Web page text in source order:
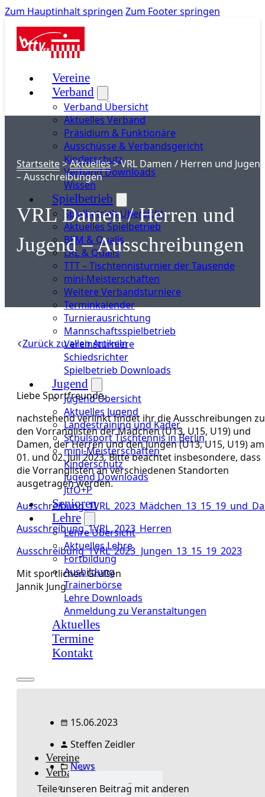
Zum Hauptinhalt springen Zum Footer springen
Vereine
Verband
Verband Übersicht
Aktuelles Verband
Präsidium & Funktionäre
Ausschüsse & Verbandsgericht
Kinderschutz
Verband Downloads
Wissen
Spielbetrieb
Spielbetrieb Übersicht
Aktuelles Spielbetrieb
BEM & Qualis
LRL & Qualis
TTT – Tischtennisturnier der Tausende
mini-Meisterschaften
Weitere Verbandsturniere
Terminkalender
Turnierausrichtung
Mannschaftsspielbetrieb
Vereinsturniere
Schiedsrichter
Spielbetrieb Downloads
Jugend
Jugend Übersicht
Aktuelles Jugend
Landestraining und Kader
Schulsport Tischtennis in Berlin
mini-Meisterschaften
Kinderschutz
Jugend Downloads
JtfO+P
Senioren
Lehre
Lehre Übersicht
Aktuelles Lehre
Fortbildung
Ausbildung
Trainerbörse
Lehre Downloads
Anmeldung zu Veranstaltungen
Aktuelles
Termine
Kontakt
Vereine
Verband
Verband Übersicht
Startseite>Aktuelles>VRL Damen / Herren und
– Ausschreibungen
VRL Damen / Herren und
Jugend – Ausschreibungen
Zurück zu allen Artikeln
Liebe Sportfreunde,
nachstehend verlinkt findet ihr die Ausschreibungen zu
den Vorranglisten der Mädchen (U13, U15, U19) und
Damen, der Herren und den Jungen (U13, U15, U19) am
01. und 02. Juli 2023. Bitte beachtet insbesondere, dass
die Vorranglisten an verschiedenen Standorten
ausgetragen werden.
Ausschreibung_1VRL_2023_Herren
Ausschreibung_1VRL_2023_Jungen_13_15_19_2023
Mit sportlichen Grüßen
Jannik Jung
15.06.2023
Steffen Zeidler
News
Teile unseren Beitrag mit anderen